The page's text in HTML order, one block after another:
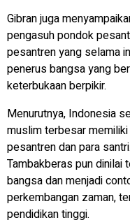
Gibran juga
pengasuh pondok
pesantren yang selama
penerus bangsa yang
keterbukaan berpikir.
Menurutnya, Indonesia
muslim terbesar
pesantren dan para
Tambakberas pun dinilai
bangsa dan menjadi
perkembangan zaman,
pendidikan tinggi.